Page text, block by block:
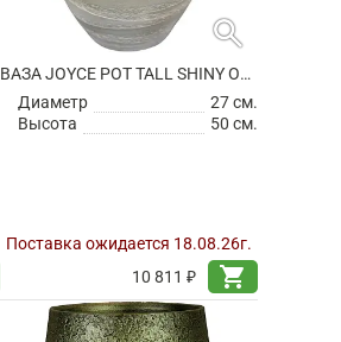
search
ВАЗА JOYCE POT TALL SHINY OLIVE
Диаметр
27 см.
Высота
50 см.
Поставка ожидается 18.08.26г.
10 811 ₽
shopping_cart